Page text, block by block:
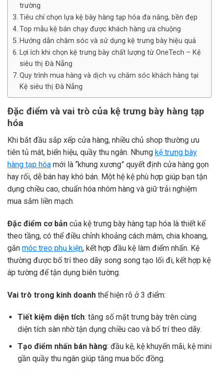
trường
Tiêu chí chọn lựa kệ bày hàng tạp hóa đa năng, bền đẹp
Top mẫu kệ bán chạy được khách hàng ưa chuộng
Hướng dẫn chăm sóc và sử dụng kệ trưng bày hiệu quả
Lợi ích khi chọn kệ trưng bày chất lượng từ OneTech – Kệ
siêu thị Đà Nẵng
Quy trình mua hàng và dịch vụ chăm sóc khách hàng tại
Kệ siêu thị Đà Nẵng
Đặc điểm và vai trò của kệ trưng bày hàng tạp
hóa
Khi bắt đầu sắp xếp cửa hàng, nhiều chủ shop thường ưu
tiên tủ mát, biển hiệu, quầy thu ngân. Nhưng kệ trưng bày
hàng tạp hóa mới là “khung xương” quyết định cửa hàng gọn
hay rối, dễ bán hay khó bán. Một hệ kệ phù hợp giúp bạn tận
dụng chiều cao, chuẩn hóa nhóm hàng và giữ trải nghiệm
mua sắm liền mạch.
Đặc điểm cơ bản của kệ trưng bày hàng tạp hóa là thiết kế
theo tầng, có thể điều chỉnh khoảng cách mâm, chia khoang,
gắn móc treo phụ kiện, kết hợp đầu kệ làm điểm nhấn. Kệ
thường được bố trí theo dãy song song tạo lối đi, kết hợp kệ
áp tường để tận dụng biên tường.
Vai trò trong kinh doanh thể hiện rõ ở 3 điểm:
Tiết kiệm diện tích: tăng số mặt trưng bày trên cùng
diện tích sàn nhờ tận dụng chiều cao và bố trí theo dãy.
Tạo điểm nhấn bán hàng: đầu kệ, kệ khuyến mãi, kệ mini
gần quầy thu ngân giúp tăng mua bốc đồng.